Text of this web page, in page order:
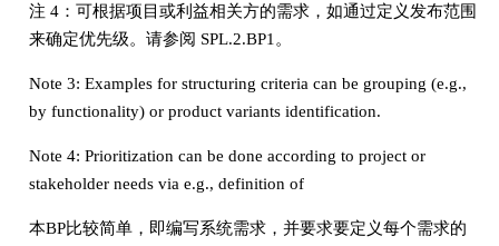
注 4：可根据项目或利益相关方的需求，如通过定义发布范围
来确定优先级。请参阅 SPL.2.BP1。
Note 3: Examples for structuring criteria can be grouping (e.g.,
by functionality) or product variants identification.
Note 4: Prioritization can be done according to project or
stakeholder needs via e.g., definition of
本BP比较简单，即编写系统需求，并要求要定义每个需求的